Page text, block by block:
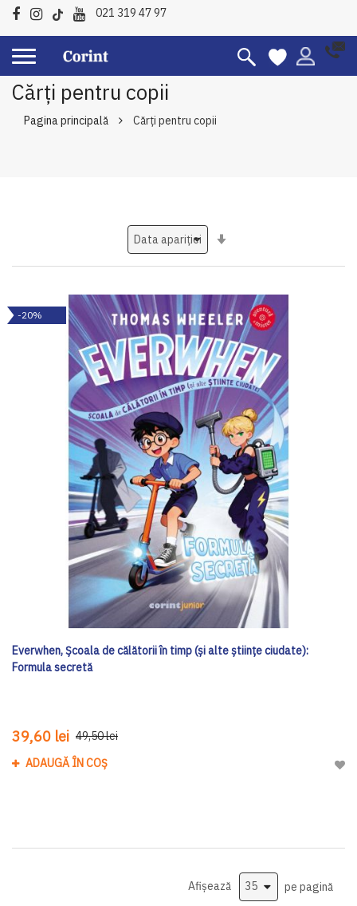
021 319 47 97
Cărți pentru copii
Pagina principală Cărți pentru copii
-20%
Everwhen, Școala de călătorii în timp (și alte științe ciudate):
Formula secretă
39,60 lei 49,50 lei
ADAUGĂ ÎN COȘ
Afișează pe pagină